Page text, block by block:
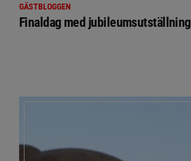
GÄSTBLOGGEN
Finaldag med jubileumsutställning